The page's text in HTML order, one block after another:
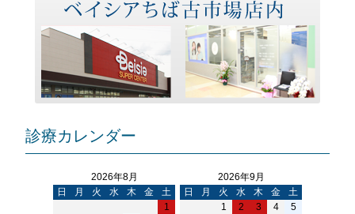
診療カレンダー
2026年8月
日
月 火 水 木 金
土
1
2026年9月
日
月 火 水 木 金
土
1
2 3 4
5